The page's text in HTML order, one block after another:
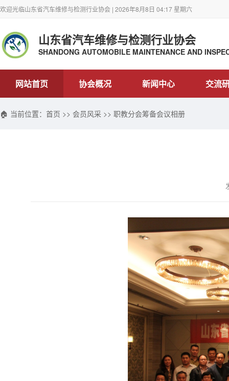
欢迎光临山东省汽车维修与检测行业协会 | 2026年8月8日 04:17 星期六
山东省汽车维修与检测行业协会
SHANDONG AUTOMOBILE MAINTENANCE AND
网站首页 协会概况 新闻中心 交流
🏠 当前位置： 首页 >> 会员风采 >> 职教分会筹备会议相册